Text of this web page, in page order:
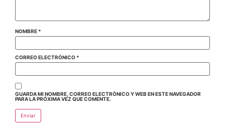
NOMBRE *
CORREO ELECTRÓNICO *
GUARDA MI NOMBRE, CORREO ELECTRÓNICO Y WEB EN ESTE NAVEGADOR
PARA LA PRÓXIMA VEZ QUE COMENTE.